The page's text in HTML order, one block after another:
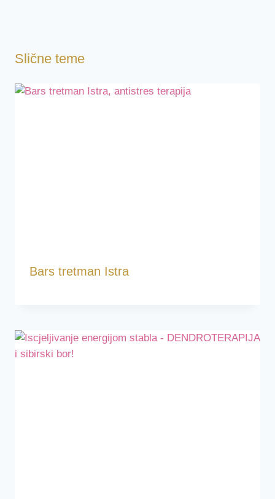
Slične teme
Bars tretman Istra